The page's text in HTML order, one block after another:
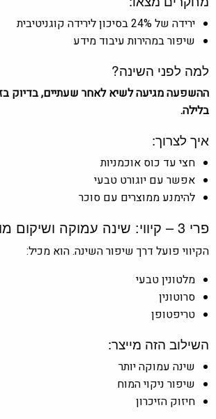
ירידה של 24% בסיכון לירידה קוגניטיבית
שיפור במהירות עיבוד מידע
למה לפני השינה?
ההשפעה מגיעה לשיא לאחר שעתיים, בדיוק
בלילה.
איך לצרוך:
חצי עד כוס אוכמניות
אפשר עם יוגורט טבעי
להימנע ממוצרים עם סוכר
פרי 3 – קיווי: שינה עמוקה ושיקום מוח
הקיווי פועל דרך שיפור השינה. הוא מכיל:
מלטונין טבעי
סרוטונין
טריפטופן
השילוב הזה מייצר:
שינה עמוקה יותר
שיפור ניקוי המוח
חיזוק הזיכרון